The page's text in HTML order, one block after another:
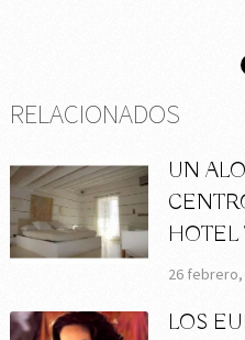
RELACIONADOS
UN
HOTEL
26 febrero,
LOS